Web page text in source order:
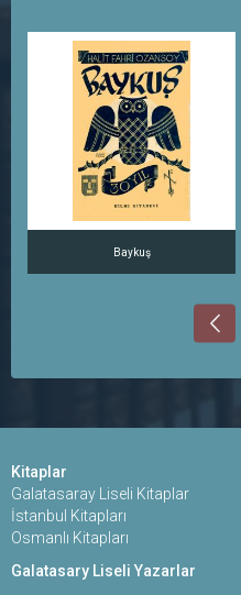
Baykuş
Kitaplar
Galatasaray Liseli Kitaplar
İstanbul Kitapları
Osmanlı Kitapları
Galatasary Liseli Yazarlar